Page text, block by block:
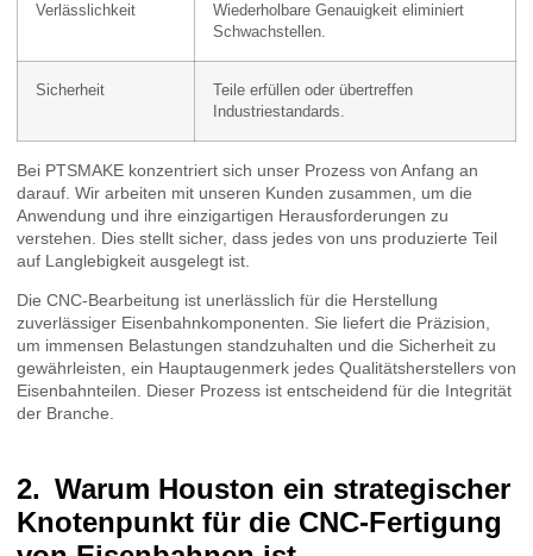
Verlässlichkeit
Wiederholbare Genauigkeit eliminiert
Schwachstellen.
Sicherheit
Teile erfüllen oder übertreffen
Industriestandards.
Bei PTSMAKE konzentriert sich unser Prozess von Anfang an
darauf. Wir arbeiten mit unseren Kunden zusammen, um die
Anwendung und ihre einzigartigen Herausforderungen zu
verstehen. Dies stellt sicher, dass jedes von uns produzierte Teil
auf Langlebigkeit ausgelegt ist.
Die CNC-Bearbeitung ist unerlässlich für die Herstellung
zuverlässiger Eisenbahnkomponenten. Sie liefert die Präzision,
um immensen Belastungen standzuhalten und die Sicherheit zu
gewährleisten, ein Hauptaugenmerk jedes Qualitätsherstellers von
Eisenbahnteilen. Dieser Prozess ist entscheidend für die Integrität
der Branche.
Warum Houston ein strategischer
Knotenpunkt für die CNC-Fertigung